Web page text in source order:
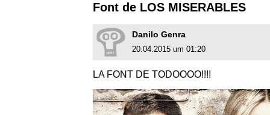
Font de LOS MISERABLES
Danilo Genra
20.04.2015 um 01:20
LA FONT DE TODOOOO!!!!